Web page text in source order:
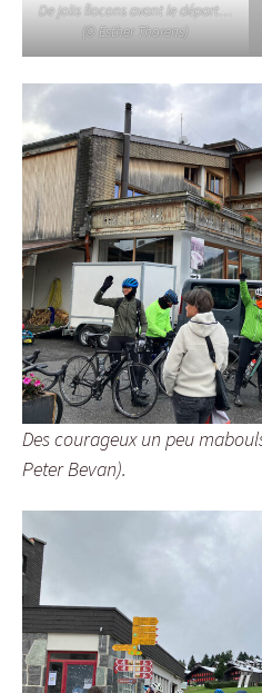
De jolis flocons avant le départ…
(© Esther Thorens)
Des courageux un peu
Peter Bevan).